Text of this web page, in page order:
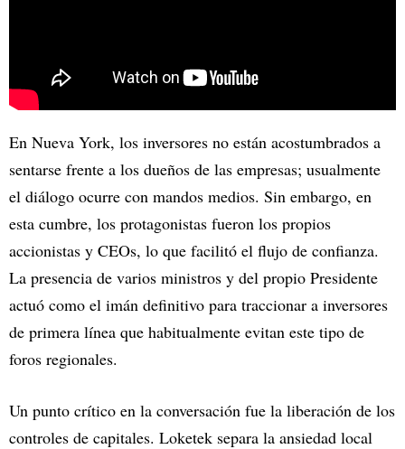
En Nueva York, los inversores no están acostumbrados a
sentarse frente a los dueños de las empresas; usualmente
el diálogo ocurre con mandos medios. Sin embargo, en
esta cumbre, los protagonistas fueron los propios
accionistas y CEOs, lo que facilitó el flujo de confianza.
La presencia de varios ministros y del propio Presidente
actuó como el imán definitivo para traccionar a inversores
de primera línea que habitualmente evitan este tipo de
foros regionales.
Un punto crítico en la conversación fue la liberación de los
controles de capitales. Loketek separa la ansiedad local